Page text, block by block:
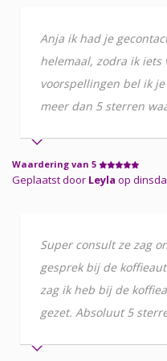
Anja ik had je
helemaal, zodra ik iets
voorspellingen bel ik
meer dan 5 sterren
Waardering van 5
Geplaatst door Leyla op
Super consult ze zag
gesprek bij de
zag ik heb bij de
gezet. Absoluut 5